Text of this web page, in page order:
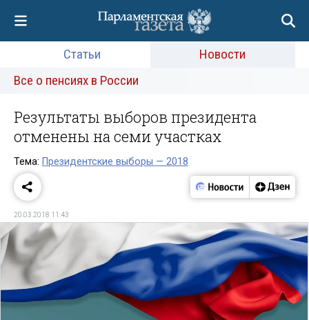
Статьи
Новости
Все о пенсиях в России
Результаты выборов президента
отменены на семи участках
Тема: Президентские выборы — 2018
20.03.2018 11:43